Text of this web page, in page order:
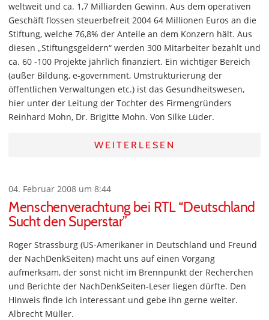
weltweit und ca. 1,7 Milliarden Gewinn. Aus dem operativen
Geschäft flossen steuerbefreit 2004 64 Millionen Euros an die
Stiftung, welche 76,8% der Anteile an dem Konzern hält. Aus
diesen „Stiftungsgeldern“ werden 300 Mitarbeiter bezahlt und
ca. 60 -100 Projekte jährlich finanziert. Ein wichtiger Bereich
(außer Bildung, e-government, Umstrukturierung der
öffentlichen Verwaltungen etc.) ist das Gesundheitswesen,
hier unter der Leitung der Tochter des Firmengründers
Reinhard Mohn, Dr. Brigitte Mohn. Von Silke Lüder.
WEITERLESEN
04. Februar 2008 um 8:44
Menschenverachtung bei RTL “Deutschland
Sucht den Superstar”
Roger Strassburg (US-Amerikaner in Deutschland und Freund
der NachDenkSeiten) macht uns auf einen Vorgang
aufmerksam, der sonst nicht im Brennpunkt der Recherchen
und Berichte der NachDenkSeiten-Leser liegen dürfte. Den
Hinweis finde ich interessant und gebe ihn gerne weiter.
Albrecht Müller.